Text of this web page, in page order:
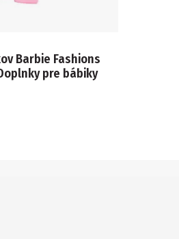
Barbie Fashions
pre bábiky